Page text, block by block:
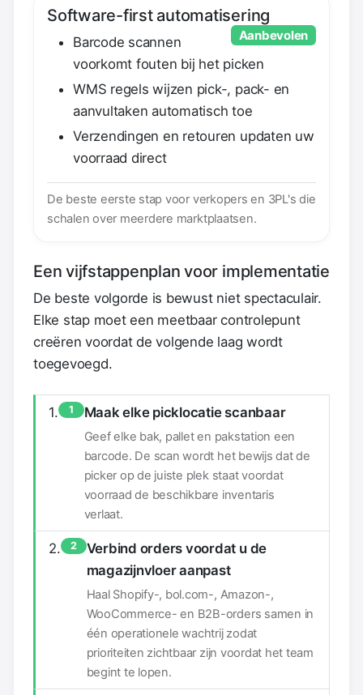
Software-first automatisering
Aanbevolen
Barcode scannen
voorkomt fouten bij het picken
WMS regels wijzen pick-, pack- en
aanvultaken automatisch toe
Verzendingen en retouren updaten uw
voorraad direct
De beste eerste stap voor verkopers en 3PL's die
schalen over meerdere marktplaatsen.
Een vijfstappenplan voor implementatie
De beste volgorde is bewust niet spectaculair.
Elke stap moet een meetbaar controlepunt
creëren voordat de volgende laag wordt
toegevoegd.
1 Maak elke picklocatie scanbaar
Geef elke bak, pallet en pakstation een
barcode. De scan wordt het bewijs dat de
picker op de juiste plek staat voordat
voorraad de beschikbare inventaris
verlaat.
2
Verbind orders voordat u de
magazijnvloer aanpast
Haal Shopify-, bol.com-, Amazon-,
WooCommerce- en B2B-orders samen in
één operationele wachtrij zodat
prioriteiten zichtbaar zijn voordat het team
begint te lopen.